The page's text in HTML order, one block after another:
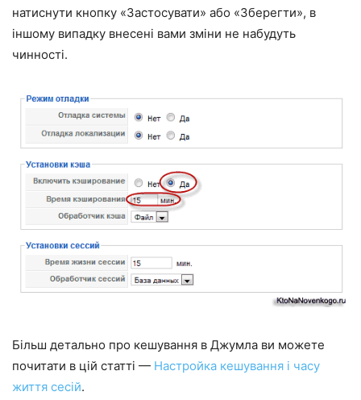
натиснути кнопку «Застосувати» або «Зберегти», в
іншому випадку внесені вами зміни не набудуть
чинності.
Більш детально про кешування в Джумла ви можете
почитати в цій статті — Настройка кешування і часу
життя сесій.